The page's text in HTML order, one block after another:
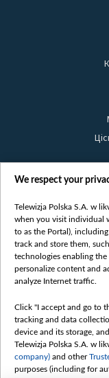
We respect your
Telewizja Polska S.A. w
when you visit individual
to as the Portal),
track and store them,
technologies enabling the
personalize content and
analyze Internet traffic.
Click "I accept and go to
tracking and data
device and its storage,
Telewizja Polska S.A. w
company) and other
purposes (including for